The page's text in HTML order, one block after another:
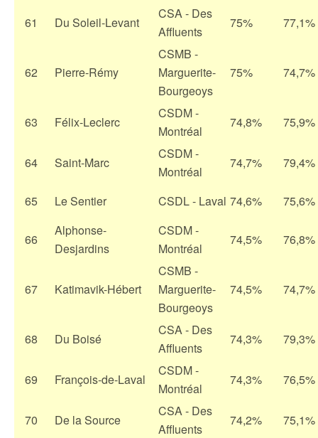
61 Du Soleil-Levant
CSA - Des
Affluents
75% 77,1%
62 Pierre-Rémy
CSMB -
Marguerite-
Bourgeoys
75% 74,7%
63 Félix-Leclerc
CSDM -
Montréal
74,8% 75,9%
64 Saint-Marc
CSDM -
Montréal
74,7% 79,4%
65 Le Sentier CSDL - Laval 74,6% 75,6%
66
Alphonse-
Desjardins
CSDM -
Montréal
74,5% 76,8%
67 Katimavik-Hébert
CSMB -
Marguerite-
Bourgeoys
74,5% 74,7%
68 Du Boisé
CSA - Des
Affluents
74,3% 79,3%
69 François-de-Laval
CSDM -
Montréal
74,3% 76,5%
70 De la Source
CSA - Des
Affluents
74,2% 75,1%